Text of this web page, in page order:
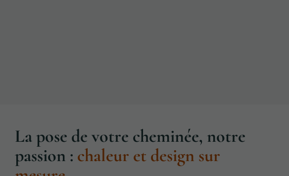
La pose de votre cheminée, notre
passion : chaleur et design sur